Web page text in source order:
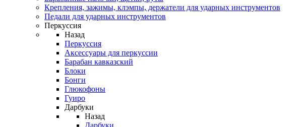
Крепления, зажимы, клэмпы, держатели для ударных инструментов
Педали для ударных инструментов
Перкуссия
Назад
Перкуссия
Аксессуары для перкуссии
Барабан кавказский
Блоки
Бонги
Глюкофоны
Гуиро
Дарбуки
Назад
Дарбуки